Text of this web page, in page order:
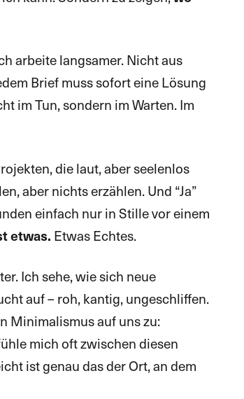
arbeite langsamer. Nicht aus
Brief muss sofort eine Lösung
im Tun, sondern im Warten. Im
die laut, aber seelenlos
aber nichts erzählen. Und “Ja”
einfach nur in Stille vor einem
etwas. Etwas Echtes.
Ich sehe, wie sich neue
auf – roh, kantig, ungeschliffen.
Minimalismus auf uns zu:
mich oft zwischen diesen
ist genau das der Ort, an dem